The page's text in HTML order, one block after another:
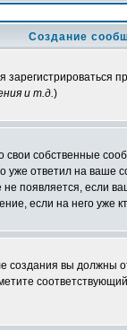
Создание
и т.д.)
собственные
ответил на ваше
появляется, если
если на него уже
вы должны